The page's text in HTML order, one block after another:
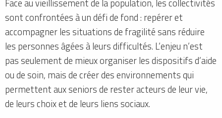
Face au vieillissement de la population, les collectivités
sont confrontées à un défi de fond : repérer et
accompagner les situations de fragilité sans réduire
les personnes âgées à leurs difficultés. L’enjeu n’est
pas seulement de mieux organiser les dispositifs d’aide
ou de soin, mais de créer des environnements qui
permettent aux seniors de rester acteurs de leur vie,
de leurs choix et de leurs liens sociaux.